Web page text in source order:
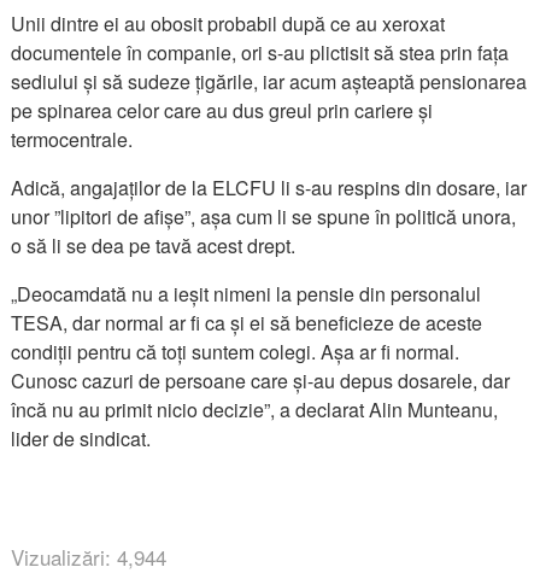
Unii dintre ei au obosit probabil după ce au xeroxat
documentele în companie, ori s-au plictisit să stea prin fața
sediului și să sudeze țigările, iar acum așteaptă pensionarea
pe spinarea celor care au dus greul prin cariere și
termocentrale.
Adică, angajaților de la ELCFU li s-au respins din dosare, iar
unor ”lipitori de afișe”, așa cum li se spune în politică unora,
o să li se dea pe tavă acest drept.
„Deocamdată nu a ieșit nimeni la pensie din personalul
TESA, dar normal ar fi ca și ei să beneficieze de aceste
condiții pentru că toți suntem colegi. Așa ar fi normal.
Cunosc cazuri de persoane care și-au depus dosarele, dar
încă nu au primit nicio decizie”, a declarat Alin Munteanu,
lider de sindicat.
Vizualizări: 4,944